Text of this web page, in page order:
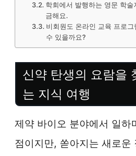
학회에서 발행하는 영문 학
금해요.
비회원도 온라인 교육 프로
수 있을까요?
신약 탄생의 요람을
는 지식 여행
제약 바이오 분야에서 일하
점이지만, 쏟아지는 새로운